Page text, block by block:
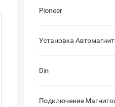
Pioneer
Установка
Din
Подключение